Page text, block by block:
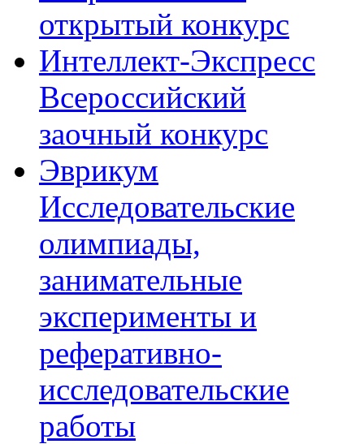
открытый конкурс
Интеллект-Экспресс
Всероссийский
заочный конкурс
Эврикум
Исследовательские
олимпиады,
занимательные
эксперименты и
реферативно-
исследовательские
работы